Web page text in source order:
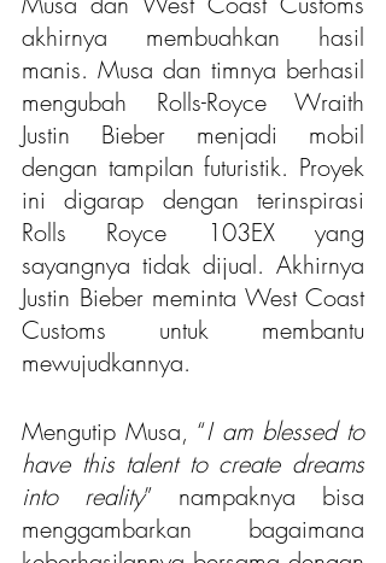
akhirnya membuahkan hasil
manis. Musa dan timnya berhasil
mengubah Rolls-Royce Wraith
Justin Bieber menjadi mobil
dengan tampilan futuristik. Proyek
ini digarap dengan terinspirasi
Rolls Royce 103EX yang
sayangnya tidak dijual. Akhirnya
Justin Bieber meminta West Coast
Customs untuk membantu
mewujudkannya.
Mengutip Musa, “I am blessed to
have this talent to create dreams
into reality” nampaknya bisa
menggambarkan bagaimana